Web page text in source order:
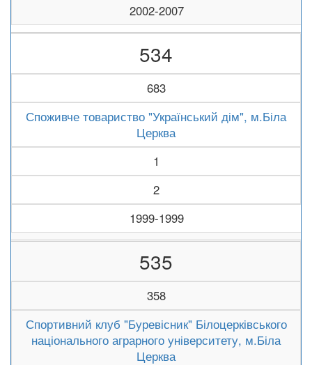
2002-2007
534
683
Споживче товариство "Український дім", м.Біла
Церква
1
2
1999-1999
535
358
Спортивний клуб "Буревісник" Білоцерківського
національного аграрного університету, м.Біла
Церква